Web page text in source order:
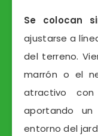
Se colocan
ajustarse a
del terreno.
marrón o el
atractivo
aportando
entorno del